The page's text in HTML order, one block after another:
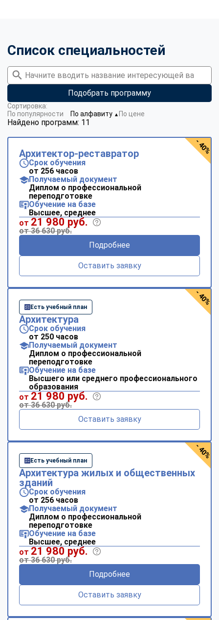
Список специальностей
Подобрать программу
Найдено программ: 11
Сортировка:
По популярности
По алфавиту ▼ По цене
Архитектор-реставратор
Срок обучения
от 256 часов
Получаемый документ
Диплом о профессиональной
переподготовке
Обучение на базе
Высшее, среднее
от 21 980 руб.
от 36 630 руб.
Подробнее
Оставить заявку
- 40%
Есть учебный план
Архитектура
Срок обучения
от 250 часов
Получаемый документ
Диплом о профессиональной
переподготовке
Обучение на базе
Высшего или среднего профессионального
образования
от 21 980 руб.
от 36 630 руб.
Оставить заявку
- 40%
Есть учебный план
Архитектура жилых и общественных
зданий
Срок обучения
от 256 часов
Получаемый документ
Диплом о профессиональной
переподготовке
Обучение на базе
Высшее, среднее
от 21 980 руб.
от 36 630 руб.
Подробнее
Оставить заявку
- 40%